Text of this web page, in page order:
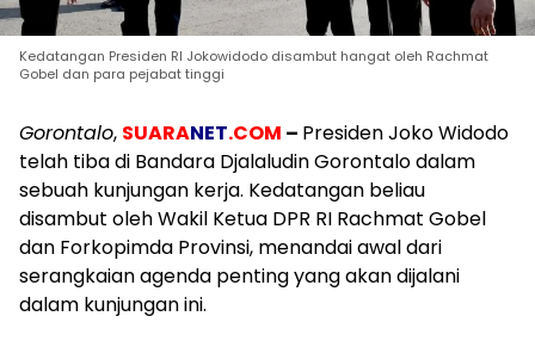
Kedatangan Presiden RI Jokowidodo disambut hangat oleh Rachmat
Gobel dan para pejabat tinggi
Gorontalo, SUARANET.COM – Presiden Joko Widodo
telah tiba di Bandara Djalaludin Gorontalo dalam
sebuah kunjungan kerja. Kedatangan beliau
disambut oleh Wakil Ketua DPR RI Rachmat Gobel
dan Forkopimda Provinsi, menandai awal dari
serangkaian agenda penting yang akan dijalani
dalam kunjungan ini.